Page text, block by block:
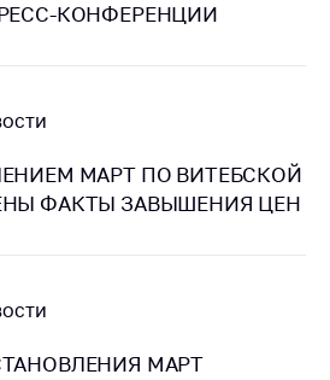
и
КОНФЕРЕНЦИИ
МАРТ ПО ВИТЕБСКОЙ
ФАКТЫ ЗАВЫШЕНИЯ ЦЕН
МАРТ